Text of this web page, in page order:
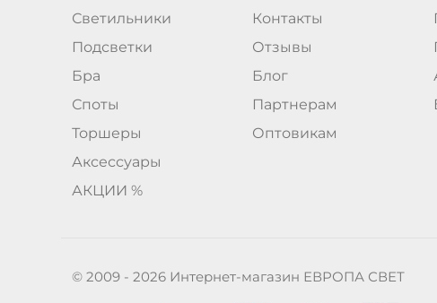
Светильники
Подсветки
Бра
Споты
Торшеры
Аксессуары
АКЦИИ %
Контакты
Отзывы
Блог
Партнерам
Оптовикам
© 2009 - 2026 Интернет-магазин ЕВРОПА СВЕТ